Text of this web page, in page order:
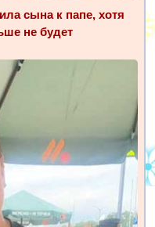
сына к папе, хотя
не будет